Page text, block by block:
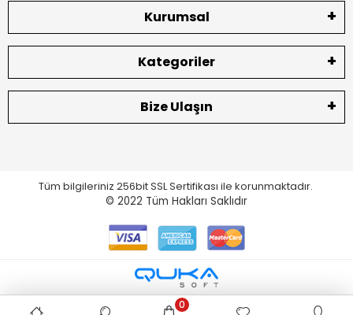
Kurumsal
Kategoriler
Bize Ulaşın
Tüm bilgileriniz 256bit SSL Sertifikası ile korunmaktadır.
© 2022 Tüm Hakları Saklıdır
0